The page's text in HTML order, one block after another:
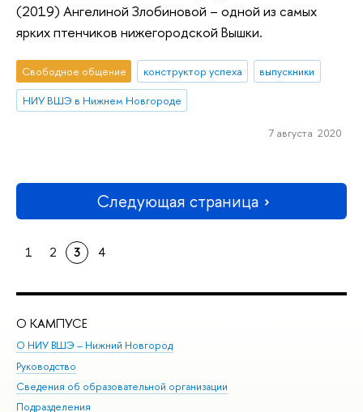
(2019) Ангелиной Злобиновой – одной из самых
ярких птенчиков нижегородской Вышки.
Свободное общение конструктор успеха
выпускники
НИУ ВШЭ в Нижнем Новгороде
7 августа 2020
Следующая страница
1 2 3 4
О КАМПУСЕ
О НИУ ВШЭ – Нижний Новгород
Руководство
Сведения об образовательной организации
Подразделения